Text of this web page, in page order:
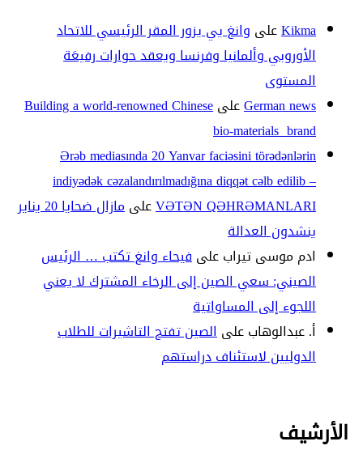
Kikmaعلى وانغ يي يزور المقر الرئيسي للاتحاد
الأوروبي وألمانيا وفرنسا ويعقد حوارات رفيعَة
المستوى
German newsعلىBuilding a world-renowned Chinese
bio-materials brand
Ərəb mediasında 20 Yanvar faciəsini törədənlərin
indiyədək cəzalandırılmadığına diqqət cəlb edilib –
VƏTƏN QƏHRƏMANLARIعلى
مازال ضحايا 20 يناير
ينشدون العدالة
ادم موسى تيرابعلىفيحاء وانغ تكتب … الرئيس
الصيني: سعي الصين إلى الرخاء المشترك لا يعني
اللجوء إلى المساواتية
أ. عبدالوهابعلىالصين تفتح التاشيرات للطلاب
الدوليين لاستئناف دراستهم
الأرشيف